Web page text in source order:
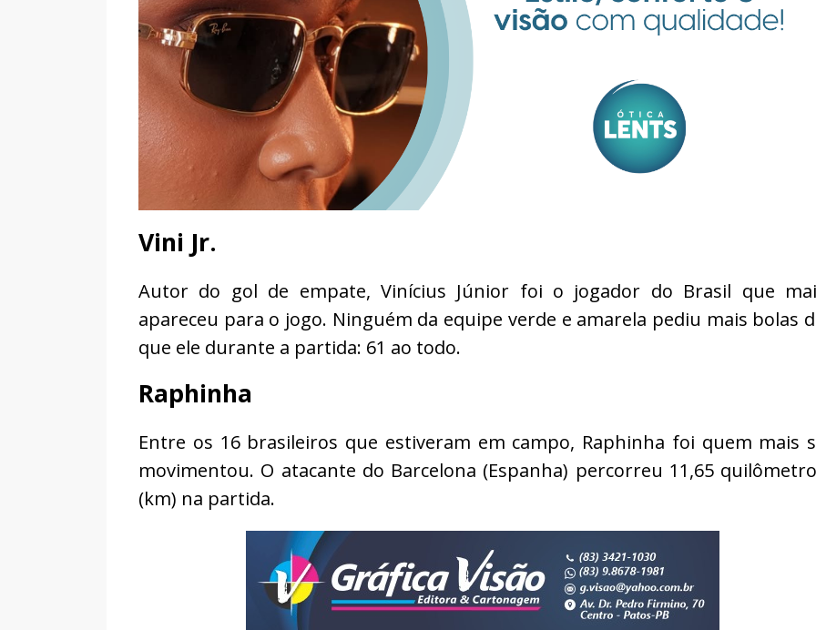
Vini Jr.
Autor do gol de empate, Vinícius Júnior foi o jogador do Brasil que
apareceu para o jogo. Ninguém da equipe verde e amarela pediu mais bolas
que ele durante a partida: 61 ao todo.
Raphinha
Entre os 16 brasileiros que estiveram em campo, Raphinha foi quem mais
movimentou. O atacante do Barcelona (Espanha) percorreu 11,65
(km) na partida.